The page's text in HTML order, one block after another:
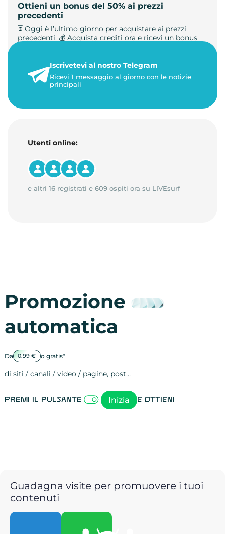
Ottieni un bonus del 50% ai prezzi
precedenti
⏳ Oggi è l’ultimo giorno per acquistare ai prezzi
precedenti. 💰 Acquista crediti ora e ricevi un bonus
23 maggio 2026
1 minuto di lettura
Iscrivetevi al nostro Telegram
Ricevi 1 messaggio al giorno con le notizie
principali
Utenti online:
e altri 16 registrati e 609 ospiti ora su LIVEsurf
Promozione
automatica
Da 0.99 € o gratis*
di siti / canali / video / pagine, post…
Premi il pulsante Inizia e ottieni
Guadagna visite per promuovere i tuoi
contenuti